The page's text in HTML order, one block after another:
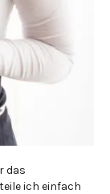
das
ich einfach